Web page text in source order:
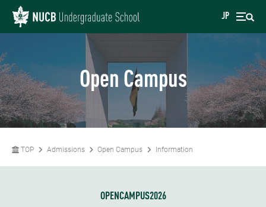
JP
Open Campus
TOP Admissions Open Campus Information
OPENCAMPUS2026